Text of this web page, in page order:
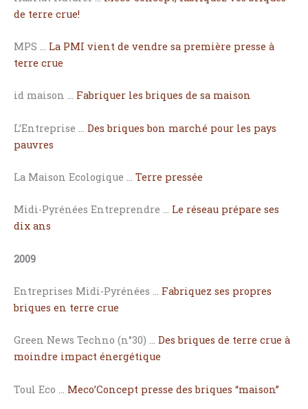
de terre crue!
MPS … La PMI vient de vendre sa première presse à
terre crue
id maison … Fabriquer les briques de sa maison
L’Entreprise … Des briques bon marché pour les pays
pauvres
La Maison Ecologique … Terre pressée
Midi-Pyrénées Entreprendre … Le réseau prépare ses
dix ans
2009
Entreprises Midi-Pyrénées … Fabriquez ses propres
briques en terre crue
Green News Techno (n°30) … Des briques de terre crue à
moindre impact énergétique
Toul Eco … Meco’Concept presse des briques “maison”